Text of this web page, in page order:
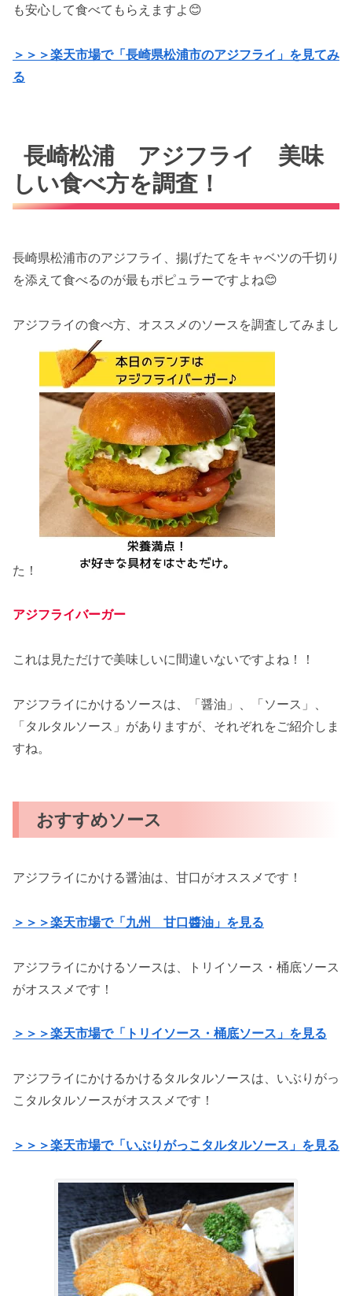
も安心して食べてもらえますよ😊
＞＞＞楽天市場で「長崎県松浦市のアジフライ」を見てみ
る
長崎松浦 アジフライ 美味
しい食べ方を調査！
長崎県松浦市のアジフライ、揚げたてをキャベツの千切り
を添えて食べるのが最もポピュラーですよね😊
アジフライの食べ方、オススメのソースを調査してみまし
た！
アジフライバーガー
これは見ただけで美味しいに間違いないですよね！！
アジフライにかけるソースは、「醤油」、「ソース」、
「タルタルソース」がありますが、それぞれをご紹介しま
すね。
おすすめソース
アジフライにかける醤油は、甘口がオススメです！
＞＞＞楽天市場で「九州 甘口醬油」を見る
アジフライにかけるソースは、トリイソース・桶底ソース
がオススメです！
＞＞＞楽天市場で「トリイソース・桶底ソース」を見る
アジフライにかけるかけるタルタルソースは、いぶりがっ
こタルタルソースがオススメです！
＞＞＞楽天市場で「いぶりがっこタルタルソース」を見る